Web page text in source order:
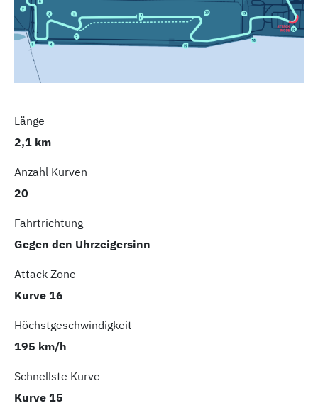
Länge
2,1 km
Anzahl Kurven
20
Fahrtrichtung
Gegen den Uhrzeigersinn
Attack-Zone
Kurve 16
Höchstgeschwindigkeit
195 km/h
Schnellste Kurve
Kurve 15